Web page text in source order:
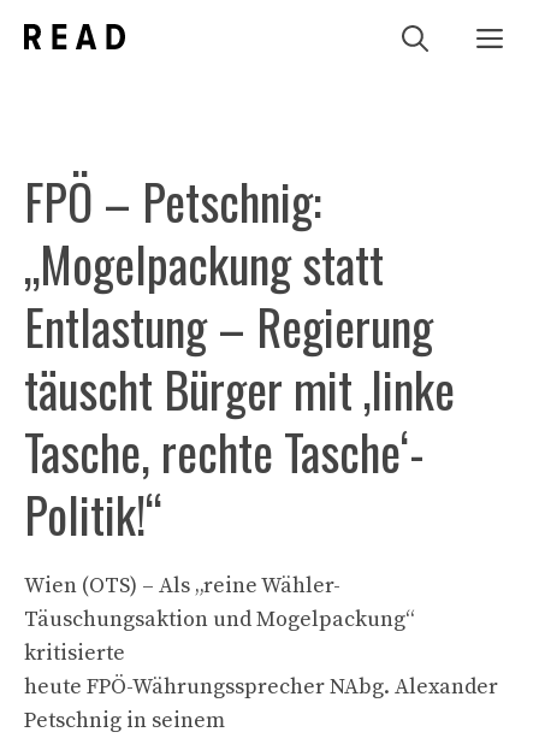
Inhalt
FPÖ – Petschnig:
„Mogelpackung statt
Entlastung – Regierung
täuscht Bürger mit ‚linke
Tasche, rechte Tasche‘-
Politik!“
Wien (OTS) – Als „reine Wähler-
Täuschungsaktion und Mogelpackung“
kritisierte
heute FPÖ-Währungssprecher NAbg. Alexander
Petschnig in seinem